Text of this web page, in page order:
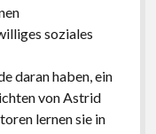
soziales
daran haben, ein
von Astrid
lernen sie in